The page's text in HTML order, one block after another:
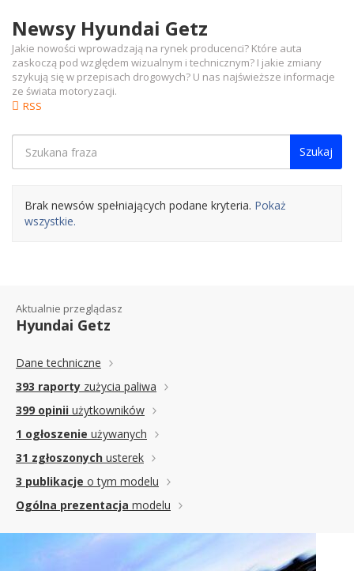
Newsy Hyundai Getz
RSS
Jakie nowości wprowadzają na rynek producenci? Które auta
zaskoczą pod względem wizualnym i technicznym? I jakie zmiany
szykują się w przepisach drogowych? U nas najświeższe informacje
ze świata motoryzacji.
Szukaj
Brak newsów spełniających podane kryteria. Pokaż
wszystkie.
Aktualnie przeglądasz
Hyundai Getz
Dane techniczne
393 raporty zużycia paliwa
399 opinii użytkowników
1 ogłoszenie używanych
31 zgłoszonych usterek
3 publikacje o tym modelu
Ogólna prezentacja modelu